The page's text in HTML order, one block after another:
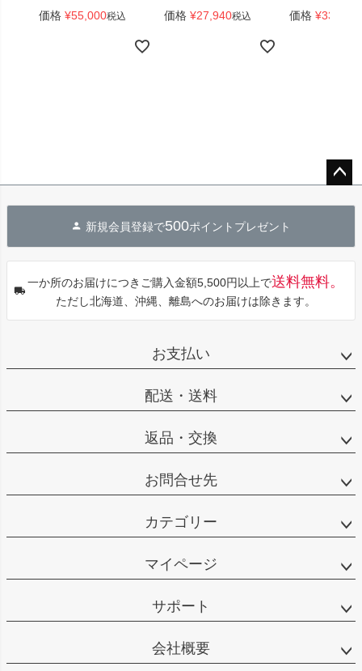
価格 ¥55,000税込 価格 ¥27,940税込 価格 ¥33,440
へ
新規会員登録で500ポイントプレゼント
一か所のお届けにつきご購入金額5,500円以上で送料無料。
ただし北海道、沖縄、離島へのお届けは除きます。
お支払い
配送・送料
返品・交換
お問合せ先
カテゴリー
マイページ
サポート
会社概要